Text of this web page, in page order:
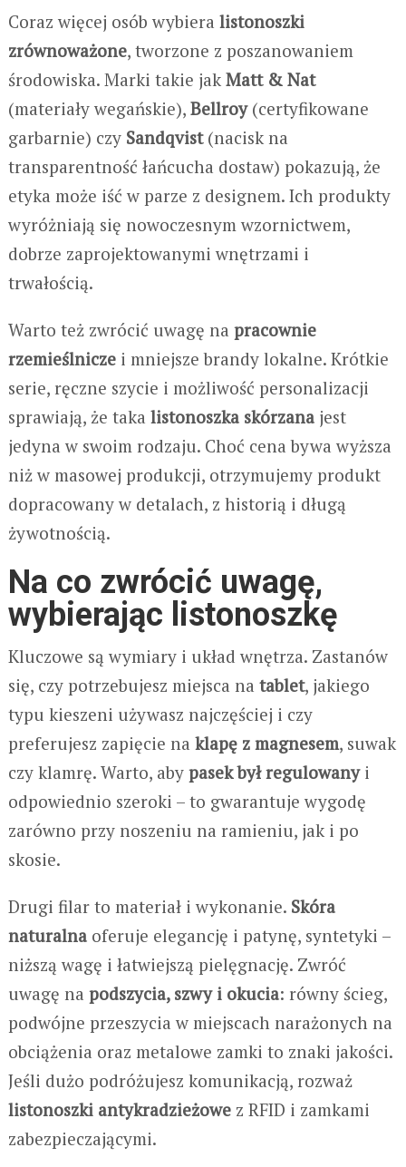
Coraz więcej osób wybiera listonoszki
zrównoważone, tworzone z poszanowaniem
środowiska. Marki takie jak Matt & Nat
(materiały wegańskie), Bellroy(certyfikowane
garbarnie) czy Sandqvist(nacisk na
transparentność łańcucha dostaw) pokazują, że
etyka może iść w parze z designem. Ich produkty
wyróżniają się nowoczesnym wzornictwem,
dobrze zaprojektowanymi wnętrzami i
trwałością.
Warto też zwrócić uwagę na pracownie
rzemieślniczei mniejsze brandy lokalne. Krótkie
serie, ręczne szycie i możliwość personalizacji
sprawiają, że taka listonoszka skórzanajest
jedyna w swoim rodzaju. Choć cena bywa wyższa
niż w masowej produkcji, otrzymujemy produkt
dopracowany w detalach, z historią i długą
żywotnością.
Na co zwrócić uwagę,
wybierając listonoszkę
Kluczowe są wymiary i układ wnętrza. Zastanów
się, czy potrzebujesz miejsca na tablet, jakiego
typu kieszeni używasz najczęściej i czy
preferujesz zapięcie na klapę z magnesem, suwak
czy klamrę. Warto, aby pasek był regulowanyi
odpowiednio szeroki – to gwarantuje wygodę
zarówno przy noszeniu na ramieniu, jak i po
skosie.
Drugi filar to materiał i wykonanie. Skóra
naturalnaoferuje elegancję i patynę, syntetyki –
niższą wagę i łatwiejszą pielęgnację. Zwróć
uwagę na podszycia, szwy i okucia: równy ścieg,
podwójne przeszycia w miejscach narażonych na
obciążenia oraz metalowe zamki to znaki jakości.
Jeśli dużo podróżujesz komunikacją, rozważ
listonoszki antykradzieżowez RFID i zamkami
zabezpieczającymi.